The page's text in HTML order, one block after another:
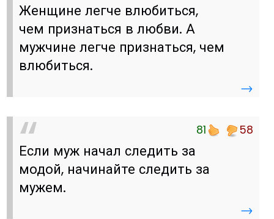
Женщине легче влюбиться,
чем признаться в любви. А
мужчине легче признаться, чем
влюбиться.
→
81 58
Если муж начал следить за
модой, начинайте следить за
мужем.
→